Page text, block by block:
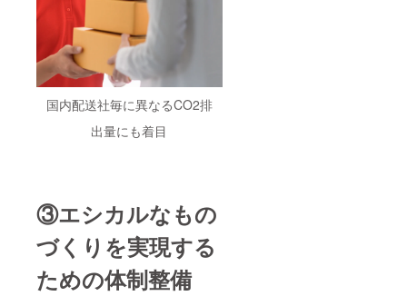
国内配送社毎に異なるCO2排
出量にも着目
③エシカルなもの
づくりを実現する
ための体制整備